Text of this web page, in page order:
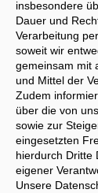
insbesondere
Dauer und
Verarbeitung
soweit wir
gemeinsam mit
und Mittel der
Zudem
über die von
sowie zur
eingesetzten
hierdurch Dritte
eigener
Unsere